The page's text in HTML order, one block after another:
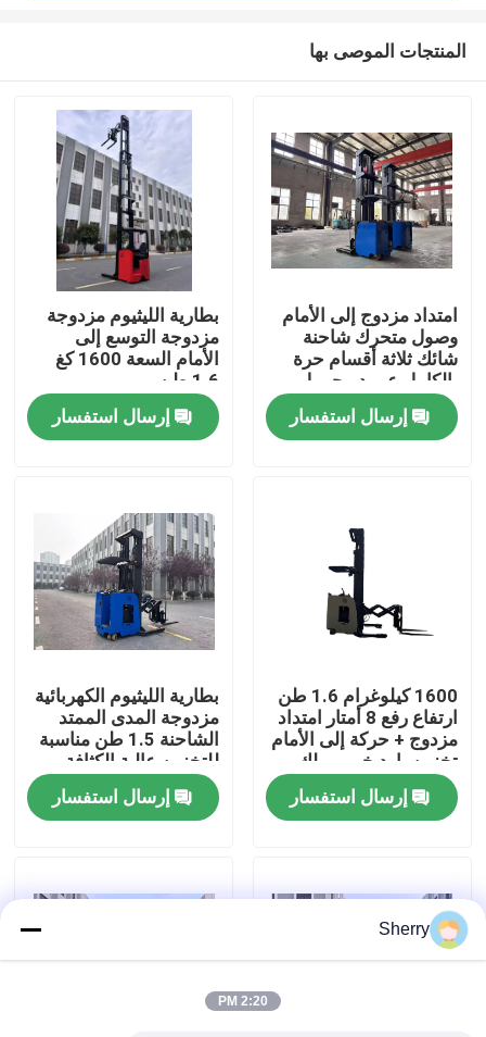
بيت
أشرطة فيديو
معلومات عنا
رقابة جودة
اتصل بنا
مدونة
المنتجات الموصى بها
امتداد مزدوج إلى الأمام
وصول متحرك شاحنة
شائك ثلاثة أقسام حرة
بالكامل عمود محمول
1500 كجم ارتفاع رفع 10
أمتار
إرسال استفسار
بطارية الليثيوم مزدوجة
مزدوجة التوسع إلى
الأمام السعة 1600 كغ
1.6 طن.
إرسال استفسار
1600 كيلوغرام 1.6 طن
ارتفاع رفع 8 أمتار امتداد
مزدوج + حركة إلى الأمام
تخزين بارد خبير وملك
معالجة الممر الضيق
إرسال استفسار
بطارية الليثيوم الكهربائية
مزدوجة المدى الممتد
الشاحنة 1.5 طن مناسبة
للتخزين عالية الكثافة
إرسال استفسار
Sherry
2:20 PM